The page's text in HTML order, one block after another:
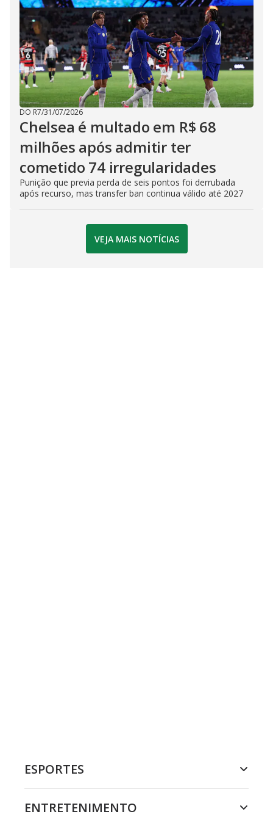
DO R7/31/07/2026
Chelsea é multado em R$ 68
milhões após admitir ter
cometido 74 irregularidades
Punição que previa perda de seis pontos foi derrubada
após recurso, mas transfer ban continua válido até 2027
VEJA MAIS NOTÍCIAS
ESPORTES
ENTRETENIMENTO